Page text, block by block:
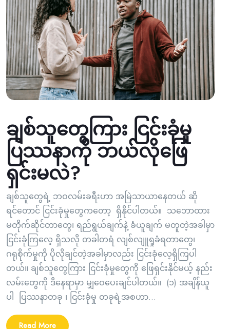
ချစ်သူတွေကြား ငြင်းခုံမှု
ပြဿနာကို ဘယ်လိုဖြေ
ရှင်းမလဲ?
ချစ်သူတွေရဲ့ ဘဝလမ်းခရီးဟာ အမြဲသာယာနေတယ် ဆို
ရင်တောင် ငြင်းခုံမှုတွေကတော့ ရှိနိုင်ပါတယ်။ သဘောထား
မတိုက်ဆိုင်တာတွေ၊ ရည်ရွယ်ချက်နဲ့ ခံယူချက် မတူတဲ့အခါမှာ
ငြင်းခုံကြလေ့ ရှိသလို တခါတရံ လျစ်လျူရှုခံရတာတွေ၊
ဂရုစိုက်မှုကို ပိုလိုချင်တဲ့အခါမှာလည်း ငြင်းခုံလေ့ရှိကြပါ
တယ်။ ချစ်သူတွေကြား ငြင်းခုံမှုတွေကို ဖြေရှင်းနိုင်မယ့် နည်း
လမ်းတွေကို ဒီနေရာမှာ မျှဝေပေးချင်ပါတယ်။ (၁) အချိန်ယူ
ပါ ပြဿနာတခု ၊ ငြင်းခုံမှု တခုရဲ့အစဟာ...
Read More